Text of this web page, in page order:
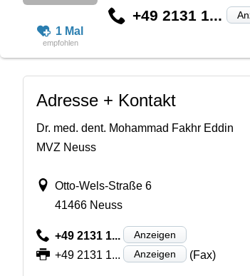
1 Mal
+49 2131 1...
Adresse + Kontakt
Dr. med. dent. Mohammad Fakhr Eddin
MVZ Neuss
Otto-Wels-Straße 6
41466 Neuss
+49 2131 1... Anzeigen
+49 2131 1... Anzeigen (Fax)